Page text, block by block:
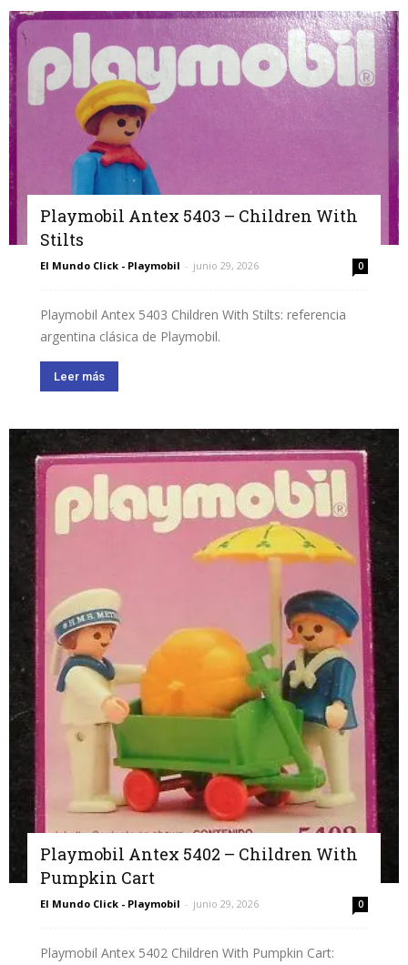
Playmobil Antex 5403 – Children With
Stilts
El Mundo Click - Playmobil - junio 29, 2026 0
Playmobil Antex 5403 Children With Stilts: referencia
argentina clásica de Playmobil.
Leer más
Playmobil Antex 5402 – Children With
Pumpkin Cart
El Mundo Click - Playmobil - junio 29, 2026 0
Playmobil Antex 5402 Children With Pumpkin Cart: